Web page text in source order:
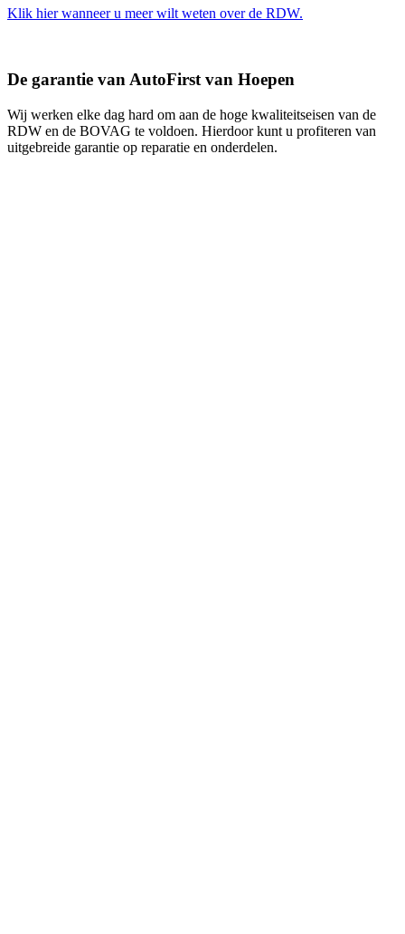
Klik hier wanneer u meer wilt weten over de RDW.
De garantie van AutoFirst van Hoepen
Wij werken elke dag hard om aan de hoge kwaliteitseisen van de
RDW en de BOVAG te voldoen. Hierdoor kunt u profiteren van
uitgebreide garantie op reparatie en onderdelen.